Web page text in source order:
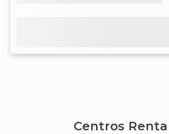
Centros